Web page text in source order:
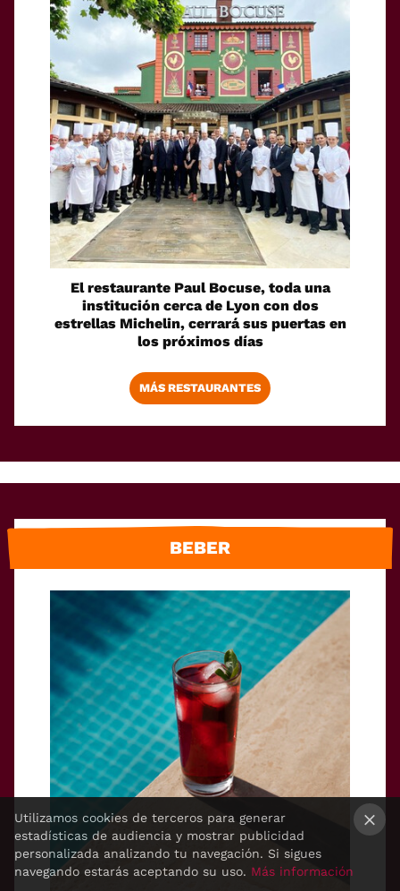
El restaurante Paul Bocuse, toda una
institución cerca de Lyon con dos
estrellas Michelin, cerrará sus puertas en
los próximos días
MÁS RESTAURANTES
BEBER
Utilizamos cookies de terceros para generar
estadísticas de audiencia y mostrar publicidad
personalizada analizando tu navegación. Si sigues
navegando estarás aceptando su uso. Más información